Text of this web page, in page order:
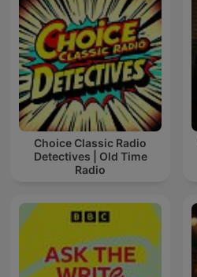
Choice Classic Radio
Detectives | Old Time
Radio